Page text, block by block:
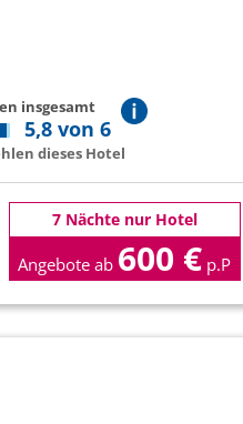
insgesamt
5,8 von 6
dieses Hotel
7 Nächte nur Hotel
Angebote ab 600 € p.P